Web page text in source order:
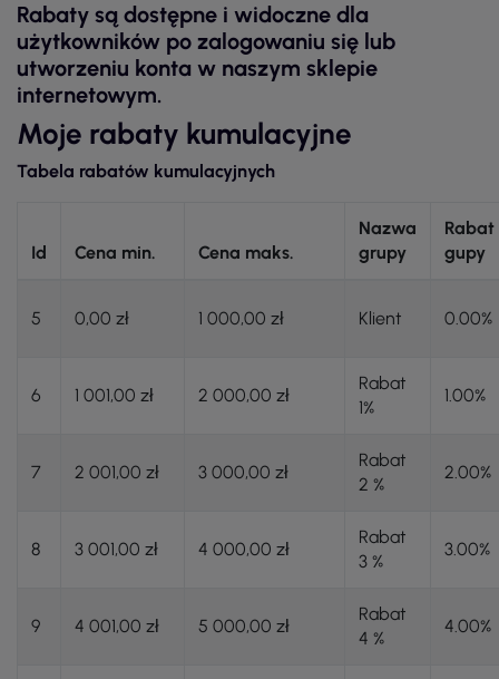
Rabaty są dostępne i widoczne dla
użytkowników po zalogowaniu się lub
utworzeniu konta w naszym sklepie
internetowym.
Moje rabaty kumulacyjne
Tabela rabatów kumulacyjnych
Id Cena min. Cena maks.
Nazwa
grupy
Rabat
gupy
5 0,00 zł 1 000,00 zł Klient 0.00%
6 1 001,00 zł 2 000,00 zł
Rabat
1%
1.00%
7 2 001,00 zł 3 000,00 zł
Rabat
2 %
2.00%
8 3 001,00 zł 4 000,00 zł
Rabat
3 %
3.00%
9 4 001,00 zł 5 000,00 zł
Rabat
4 %
4.00%